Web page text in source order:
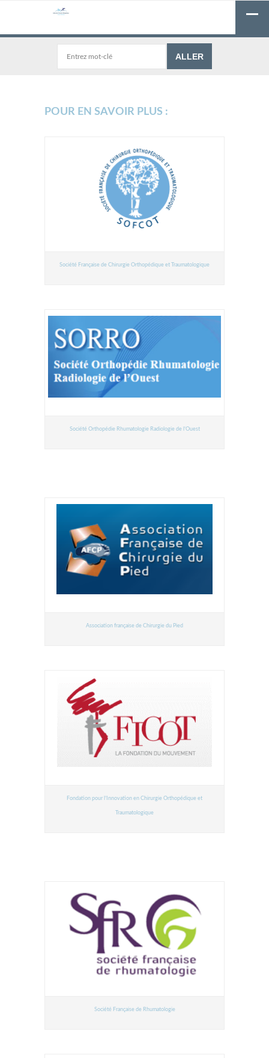
POUR EN SAVOIR PLUS :
Société Française de Chirurgie Orthopédique et Traumatologique
Société Orthopédie Rhumatologie Radiologie de l’Ouest
Association française de Chirurgie du Pied
Fondation pour l’Innovation en Chirurgie Orthopédique et
Traumatologique
Société Française de Rhumatologie